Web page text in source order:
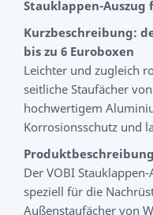
Stauklappen-
Kurzbeschreibung:
bis zu 6 Euroboxen
Leichter und zugleich
seitliche Staufächer
hochwertigem
Korrosionsschutz und
Der VOBI
speziell für die
Außenstaufächer von